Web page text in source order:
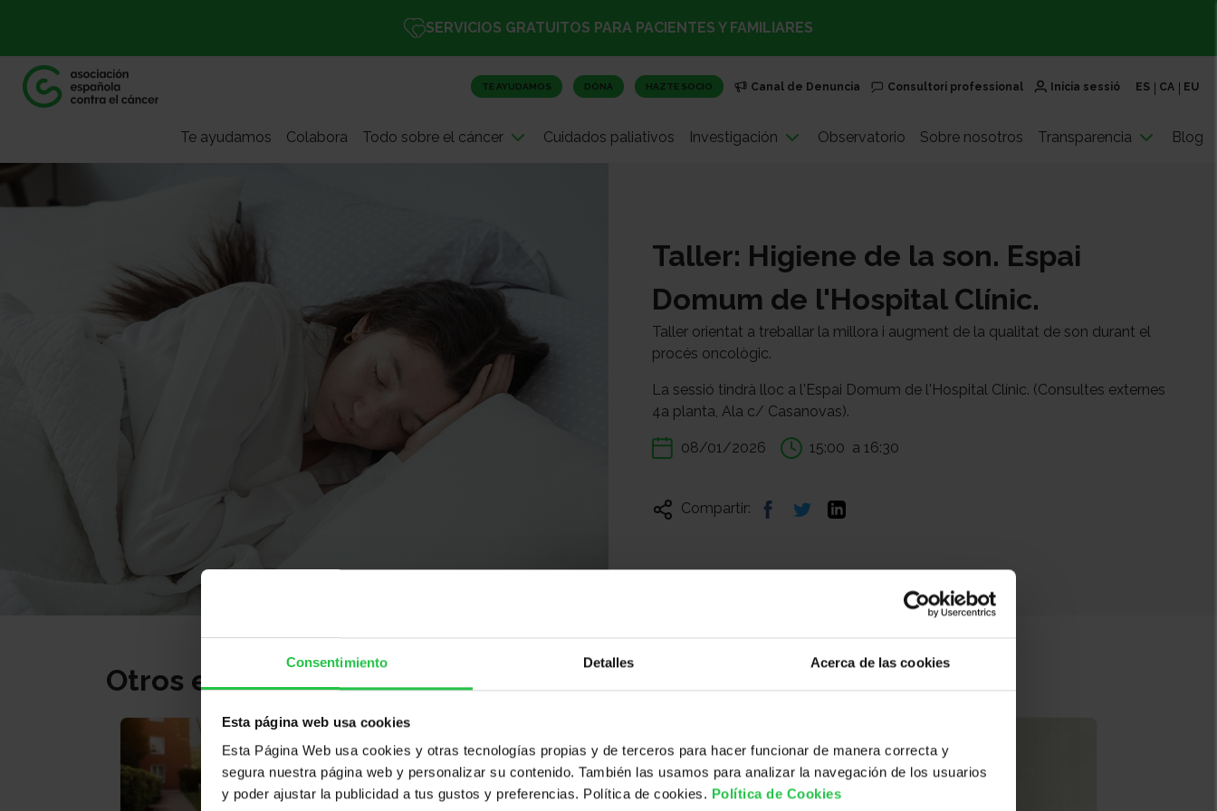
Consentimiento Detalles Acerca de las cookies
Esta página web usa cookies
Esta Página Web usa cookies y otras tecnologías propias y de terceros para hacer funcionar de manera correcta y
segura nuestra página web y personalizar su contenido. También las usamos para analizar la navegación de los usuarios
y poder ajustar la publicidad a tus gustos y preferencias. Política de cookies. Política de Cookies
SERVICIOS GRATUITOS PARA PACIENTES Y FAMILIARES
TE AYUDAMOS DÓNA HAZTE SOCIO Canal de Denuncia Consultori professional Inicia sessió ES CA EU
Te ayudamos Colabora Todo sobre el cáncer Cuidados paliativos Investigación Observatorio Sobre nosotros Transparencia Blog
Taller: Higiene de la son. Espai
Domum de l'Hospital Clínic.
Taller orientat a treballar la millora i augment de la qualitat de son durant el
procés oncològic.
La sessió tindrà lloc a l'Espai Domum de l'Hospital Clínic. (Consultes externes
4a planta, Ala c/ Casanovas).
08/01/2026 15:00 a 16:30
Compartir:
Otros eventos